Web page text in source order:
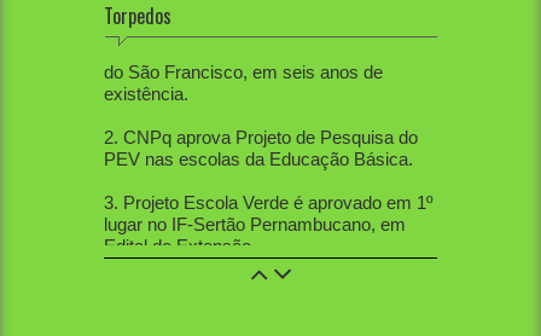
Torpedos
1. PEV já mobilizou diretamente mais de
80 mil pessoas, apenas na região do Vale
existência.
PEV nas escolas da Educação Básica.
lugar no IF-Sertão Pernambucano, em
Edital de Extensão.
4. PEV aprovou 12 trabalhos na Mostra